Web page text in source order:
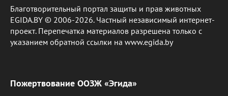
Благотворительный портал защиты и прав животных
EGIDA.BY © 2006-2026. Частный независимый интернет-
проект. Перепечатка материалов разрешена только с
указанием обратной ссылки на www.egida.by
Пожертвование ООЗЖ «Эгида»